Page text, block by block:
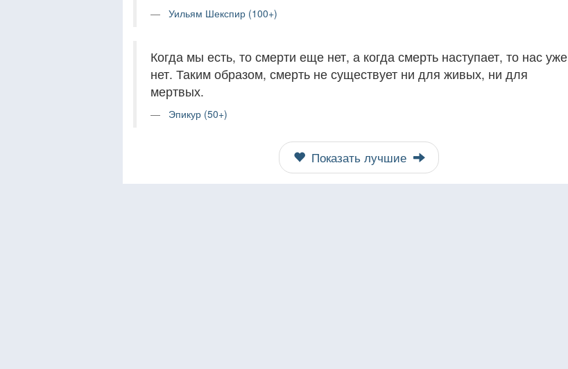
Уильям Шекспир (100+)
Когда мы есть, то смерти еще нет, а когда смерть наступает, то нас уже
нет. Таким образом, смерть не существует ни для живых, ни для
мертвых.
Эпикур (50+)
Показать лучшие